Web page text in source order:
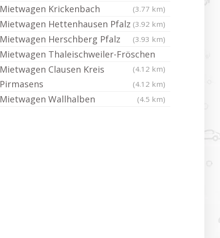
Mietwagen Krickenbach (3.77 km)
Mietwagen Hettenhausen Pfalz (3.92 km)
Mietwagen Herschberg Pfalz (3.93 km)
Mietwagen Thaleischweiler-Fröschen
(4.12 km)
Mietwagen Clausen Kreis
Pirmasens
(4.12 km)
Mietwagen Wallhalben (4.5 km)